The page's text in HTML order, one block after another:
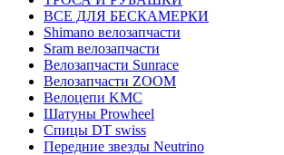
ВСЕ ДЛЯ БЕСКАМЕРКИ
Shimano велозапчасти
Sram велозапчасти
Велозапчасти Sunrace
Велозапчасти ZOOM
Велоцепи KMC
Шатуны Prowheel
Спицы DT swiss
Передние звезды Neutrino